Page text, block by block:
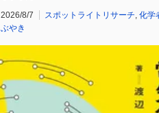
2026/8/7 スポットライトリサーチ 化学
ぶやき